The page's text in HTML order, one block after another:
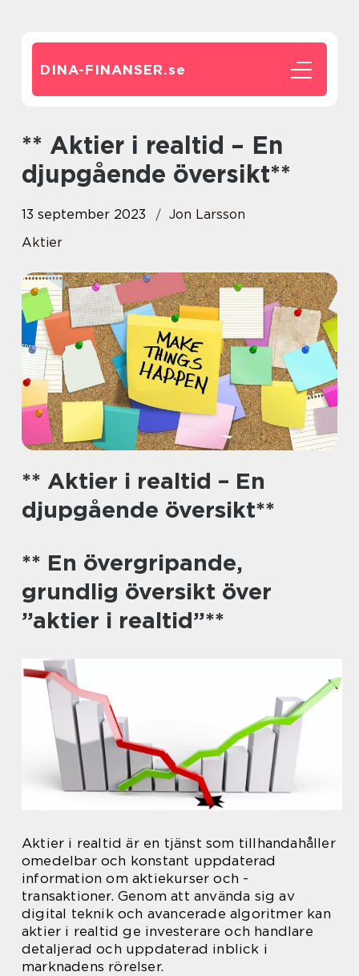
DINA-FINANSER.se
** Aktier i realtid – En
djupgående översikt**
13 september 2023
Jon Larsson
Aktier
** Aktier i realtid – En
djupgående översikt**
** En övergripande,
grundlig översikt över
”aktier i realtid”**
Aktier i realtid är en tjänst som tillhandahåller
omedelbar och konstant uppdaterad
information om aktiekurser och -
transaktioner. Genom att använda sig av
digital teknik och avancerade algoritmer kan
aktier i realtid ge investerare och handlare
detaljerad och uppdaterad inblick i
marknadens rörelser.